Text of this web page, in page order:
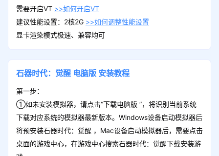
需要开启VT >>如何开启VT
建议性能设置：2核2G >>如何调整性能设置
显卡渲染模式极速、兼容均可
石器时代：觉醒 电脑版 安装教程
第一步：
①如未安装模拟器，请点击“下载电脑版 ”，将识别当前系统
下载对应系统的模拟器最新版本。Windows设备启动模拟器后
将预安装石器时代：觉醒 ，Mac设备启动模拟器后，需要点击
桌面的游戏中心，在游戏中心搜索石器时代：觉醒下载安装游